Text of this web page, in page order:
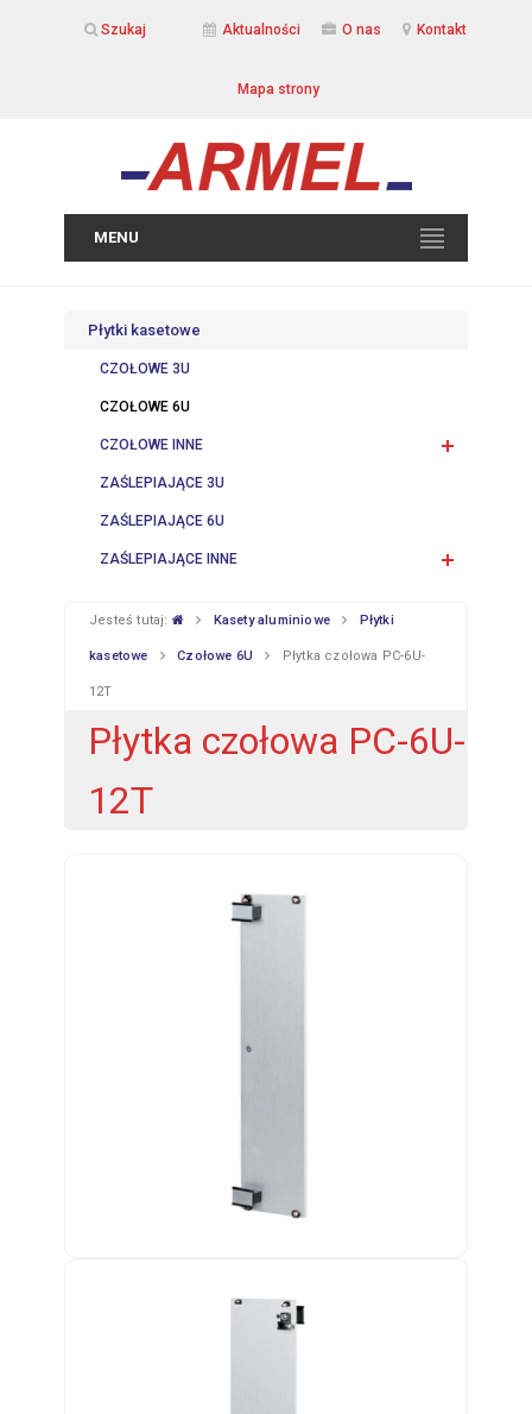
Szukaj Aktualności O nas Kontakt
Mapa strony
MENU
Płytki kasetowe
CZOŁOWE 3U
CZOŁOWE 6U
CZOŁOWE INNE
ZAŚLEPIAJĄCE 3U
ZAŚLEPIAJĄCE 6U
ZAŚLEPIAJĄCE INNE
Jesteś tutaj: Kasety aluminiowe Płytki
kasetowe Czołowe 6U Płytka czołowa PC-6U-
12T
Płytka czołowa PC-6U-
12T